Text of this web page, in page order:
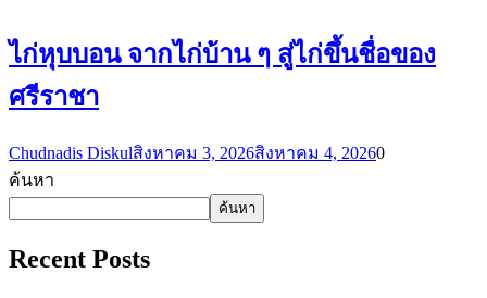
ไก่หุบบอน จากไก่บ้าน ๆ สู่ไก่ขึ้นชื่อของ
ศรีราชา
Chudnadis Diskulสิงหาคม 3, 2026สิงหาคม 4, 20260
ค้นหา
ค้นหา
Recent Posts